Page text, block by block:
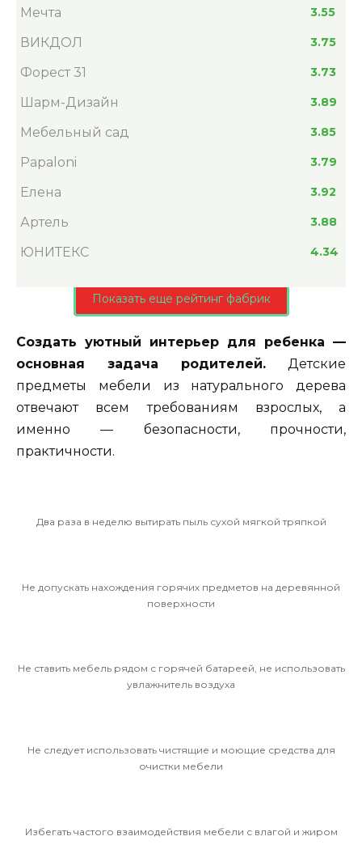
Мечта 3.55
ВИКДОЛ 3.75
Форест 31 3.73
Шарм-Дизайн 3.89
Мебельный сад 3.85
Papaloni 3.79
Елена 3.92
Артель 3.88
ЮНИТЕКС 4.34
Показать еще рейтинг фабрик
Создать уютный интерьер для ребенка —
основная задача родителей. Детские
предметы мебели из натурального дерева
отвечают всем требованиям взрослых, а
именно — безопасности, прочности,
практичности.
Два раза в неделю вытирать пыль сухой мягкой тряпкой
Не допускать нахождения горячих предметов на деревянной
поверхности
Не ставить мебель рядом с горячей батареей, не использовать
увлажнитель воздуха
Не следует использовать чистящие и моющие средства для
очистки мебели
Избегать частого взаимодействия мебели с влагой и жиром